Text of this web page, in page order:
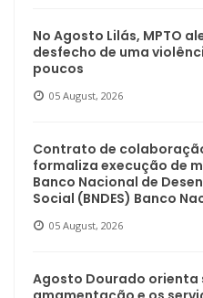
No Agosto Lilás, MPTO
desfecho de uma
poucos
05 August, 2026
Contrato de
formaliza execução de
Banco Nacional de
Social (BNDES) Banco
05 August, 2026
Agosto Dourado orienta